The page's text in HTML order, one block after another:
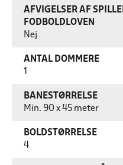
AFVIGELSER AF
FODBOLDLOVEN
Nej
ANTAL DOMMERE
BANESTØRRELSE
Min. 90 x 45 meter
BOLDSTØRRELSE
4